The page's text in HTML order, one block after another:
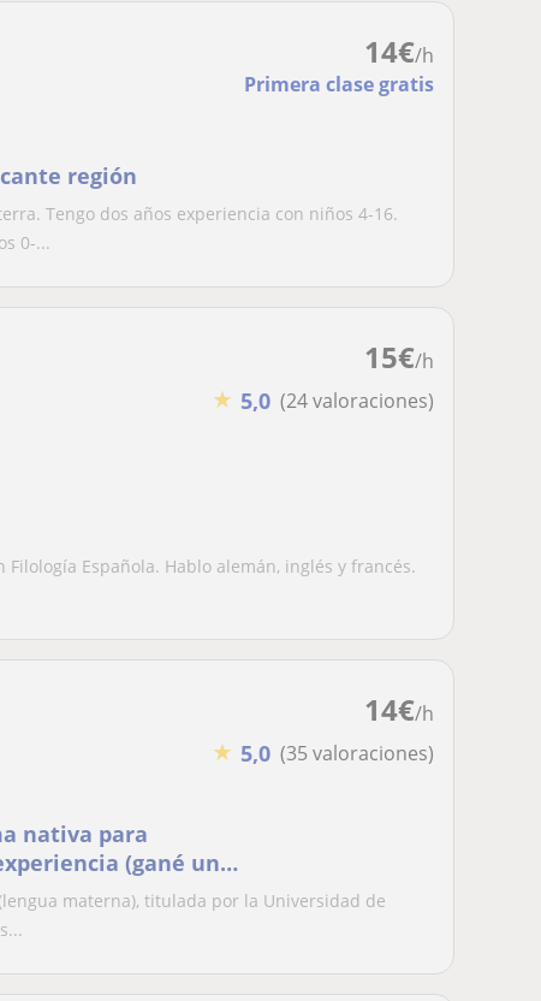
14€/h
Primera clase gratis
región
Tengo dos años experiencia con niños 4-16.
0-...
15€/h
★ 5,0 (24 valoraciones)
Española. Hablo alemán, inglés y francés.
14€/h
★ 5,0 (35 valoraciones)
nativa para
(gané un
materna), titulada por la Universidad de